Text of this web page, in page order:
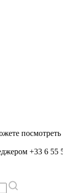
+33 6 55